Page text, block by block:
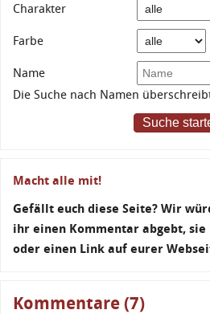
Charakter
Farbe
Name
Die Suche nach Namen
Suche
Macht alle mit!
Gefällt euch diese Seite? Wir
ihr einen Kommentar abgebt, sie
oder einen Link auf eurer
Kommentare (7)